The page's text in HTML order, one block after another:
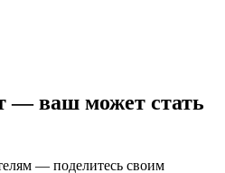
— ваш может стать
— поделитесь своим